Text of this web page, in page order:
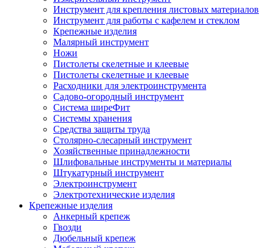
Инструмент для крепления листовых материалов
Инструмент для работы с кафелем и стеклом
Крепежные изделия
Малярный инструмент
Ножи
Пистолеты скелетные и клеевые
Пистолеты скелетные и клеевые
Расходники для электроинструмента
Садово-огородный инструмент
Система ширеФит
Системы хранения
Средства защиты труда
Столярно-слесарный инструмент
Хозяйственные принадлежности
Шлифовальные инструменты и материалы
Штукатурный инструмент
Электроинструмент
Электротехнические изделия
Крепежные изделия
Анкерный крепеж
Гвозди
Дюбельный крепеж